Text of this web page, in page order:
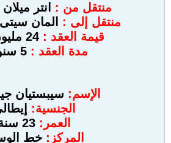
منتقل من :
انتر ميلان
منتقل إلى :
المان سيتى
قيمة العقد :24 مليون باوند
مدة العقد :5 سنوات
الإسم: سيبستيان
الجنسية:
العمر:
المركز: خط